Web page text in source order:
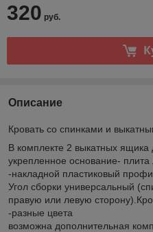
320 руб.
Описание
Кровать со спинками и
В комплекте 2 выкатных
укрепленное основание-
-накладной пластиковый
Угол сборки универсальный
правую или левую
-разные цвета
возможна дополнительная